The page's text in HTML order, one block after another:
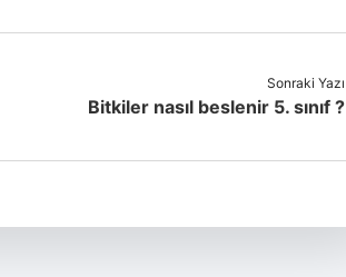
Sonraki Yazı
Bitkiler nasıl beslenir 5. sınıf ?